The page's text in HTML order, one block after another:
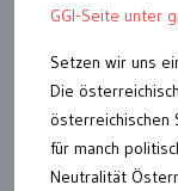
GGI-Seite unter
Setzen wir uns
Die
österreichischen
für manch
Neutralität